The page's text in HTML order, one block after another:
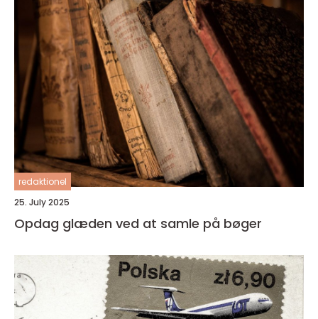
redaktionel
25. July 2025
Opdag glæden ved at samle på bøger